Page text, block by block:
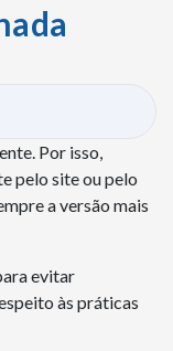
Por isso,
pelo site ou pelo
a versão mais
evitar
às práticas